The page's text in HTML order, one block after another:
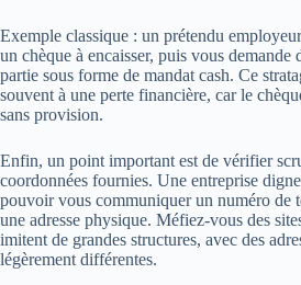
Exemple classique : un prétendu
un chèque à encaisser, puis vous demande
partie sous forme de mandat cash. Ce
souvent à une perte financière, car le
sans provision.
Enfin, un point important est de vérifier
coordonnées fournies. Une entreprise
pouvoir vous communiquer un numéro de
une adresse physique. Méfiez-vous des
imitent de grandes structures, avec des
légèrement différentes.